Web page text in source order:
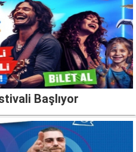
Başlıyor